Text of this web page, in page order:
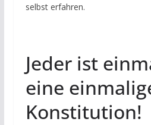
selbst erfahren.
Jeder ist
eine
Konstitution!